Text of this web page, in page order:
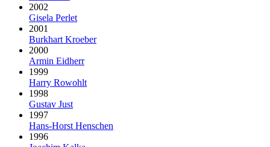
2002
Gisela Perlet
2001
Burkhart Kroeber
2000
Armin Eidherr
1999
Harry Rowohlt
1998
Gustav Just
1997
Hans-Horst Henschen
1996